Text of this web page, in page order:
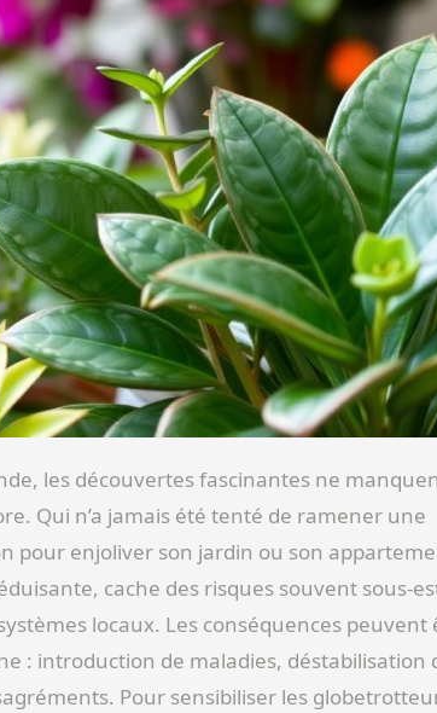
les découvertes fascinantes ne
Qui n’a jamais été tenté de ramener une
pour enjoliver son jardin ou son
cache des risques souvent sous-
locaux. Les conséquences peuvent
: introduction de maladies, déstabilisation
Pour sensibiliser les